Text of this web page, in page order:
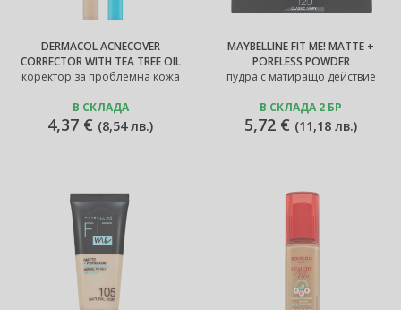
DERMACOL ACNECOVER
CORRECTOR WITH TEA TREE OIL
коректор за проблемна кожа
В СКЛАДА
4,37 € (8,54 лв.)
MAYBELLINE FIT ME! MATTE +
PORELESS POWDER
пудра с матиращо действие
В СКЛАДА 2 БР
5,72 € (11,18 лв.)